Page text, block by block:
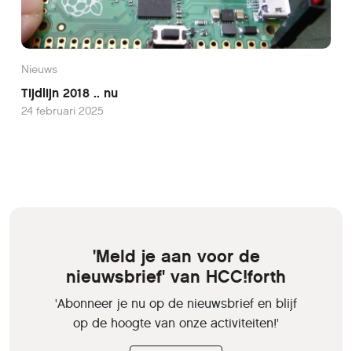
Nieuws
Tijdlijn 2018 .. nu
24 februari 2025
'Meld je aan voor de
nieuwsbrief' van HCC!forth
'Abonneer je nu op de nieuwsbrief en blijf
op de hoogte van onze activiteiten!'